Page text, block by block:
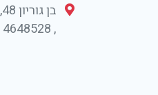
בן גוריון 48, הרצליה
,
4648528